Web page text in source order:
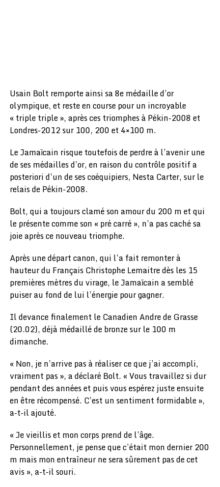
Usain Bolt remporte ainsi sa 8e médaille d’or
olympique, et reste en course pour un incroyable
« triple triple », après ces triomphes à Pékin-2008 et
Londres-2012 sur 100, 200 et 4×100 m.
Le Jamaïcain risque toutefois de perdre à l’avenir une
de ses médailles d’or, en raison du contrôle positif a
posteriori d’un de ses coéquipiers, Nesta Carter, sur le
relais de Pékin-2008.
Bolt, qui a toujours clamé son amour du 200 m et qui
le présente comme son « pré carré », n’a pas caché sa
joie après ce nouveau triomphe.
Après une départ canon, qui l’a fait remonter à
hauteur du Français Christophe Lemaitre dès les 15
premières mètres du virage, le Jamaïcain a semblé
puiser au fond de lui l’énergie pour gagner.
Il devance finalement le Canadien Andre de Grasse
(20.02), déjà médaillé de bronze sur le 100 m
dimanche.
« Non, je n’arrive pas à réaliser ce que j’ai accompli,
vraiment pas », a déclaré Bolt. « Vous travaillez si dur
pendant des années et puis vous espérez juste ensuite
en être récompensé. C’est un sentiment formidable »,
a-t-il ajouté.
« Je vieillis et mon corps prend de l’âge.
Personnellement, je pense que c’était mon dernier 200
m mais mon entraîneur ne sera sûrement pas de cet
avis », a-t-il souri.